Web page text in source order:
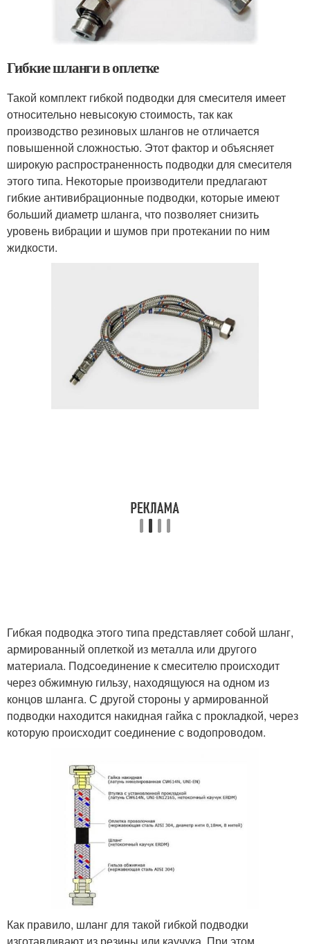
Гибкие шланги в оплетке
Такой комплект гибкой подводки для смесителя имеет
относительно невысокую стоимость, так как
производство резиновых шлангов не отличается
повышенной сложностью. Этот фактор и объясняет
широкую распространенность подводки для смесителя
этого типа. Некоторые производители предлагают
гибкие антивибрационные подводки, которые имеют
больший диаметр шланга, что позволяет снизить
уровень вибрации и шумов при протекании по ним
жидкости.
Гибкая подводка этого типа представляет собой шланг,
армированный оплеткой из металла или другого
материала. Подсоединение к смесителю происходит
через обжимную гильзу, находящуюся на одном из
концов шланга. С другой стороны у армированной
подводки находится накидная гайка с прокладкой, через
которую происходит соединение с водопроводом.
Как правило, шланг для такой гибкой подводки
изготавливают из резины или каучука. При этом